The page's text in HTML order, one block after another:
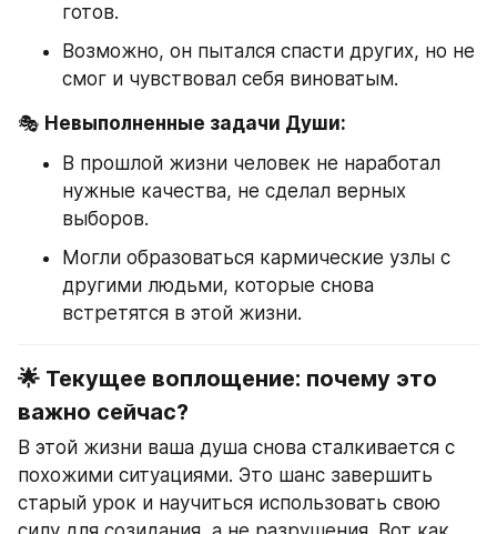
готов.
Возможно, он пытался спасти других, но не
смог и чувствовал себя виноватым.
🎭 Невыполненные задачи Души:
В прошлой жизни человек не наработал
нужные качества, не сделал верных
выборов.
Могли образоваться кармические узлы с
другими людьми, которые снова
встретятся в этой жизни.
🌟 Текущее воплощение: почему это
важно сейчас?
В этой жизни ваша душа снова сталкивается с
похожими ситуациями. Это шанс завершить
старый урок и научиться использовать свою